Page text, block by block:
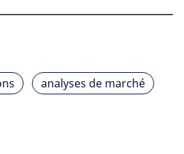
analyses de marché